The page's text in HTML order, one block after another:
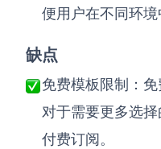
便用户在不同环境
缺点
免费模板限制：免
对于需要更多选
付费订阅。